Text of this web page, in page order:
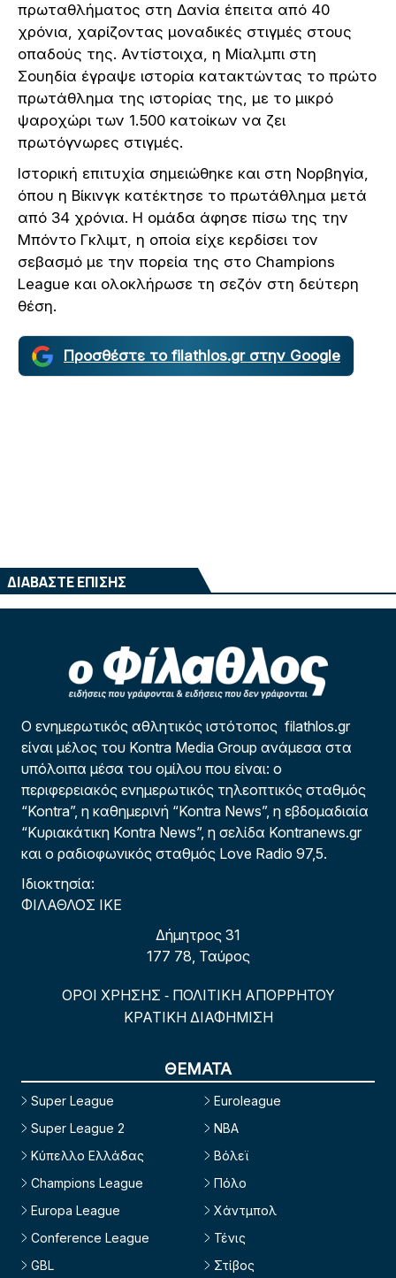
πρωταθλήματος στη Δανία έπειτα από 40
χρόνια, χαρίζοντας μοναδικές στιγμές στους
οπαδούς της. Αντίστοιχα, η Μίαλμπι στη
Σουηδία έγραψε ιστορία κατακτώντας το πρώτο
πρωτάθλημα της ιστορίας της, με το μικρό
ψαροχώρι των 1.500 κατοίκων να ζει
πρωτόγνωρες στιγμές.
Ιστορική επιτυχία σημειώθηκε και στη Νορβηγία,
όπου η Βίκινγκ κατέκτησε το πρωτάθλημα μετά
από 34 χρόνια. Η ομάδα άφησε πίσω της την
Μπόντο Γκλιμτ, η οποία είχε κερδίσει τον
σεβασμό με την πορεία της στο Champions
League και ολοκλήρωσε τη σεζόν στη δεύτερη
θέση.
Προσθέστε το filathlos.gr στην Google
ΔΙΑΒΑΣΤΕ ΕΠΙΣΗΣ
Ο ενημερωτικός αθλητικός ιστότοπος filathlos.gr
είναι μέλος του Kontra Media Group ανάμεσα στα
υπόλοιπα μέσα του ομίλου που είναι: ο
περιφερειακός ενημερωτικός τηλεοπτικός σταθμός
“Kontra”, η καθημερινή “Kontra News”, η εβδομαδιαία
“Κυριακάτικη Kontra News”, η σελίδα Kontranews.gr
και ο ραδιοφωνικός σταθμός Love Radio 97,5.
Ιδιοκτησία:
ΦΙΛΑΘΛΟΣ ΙΚΕ
Δήμητρος 31
177 78, Ταύρος
ΟΡΟΙ ΧΡΗΣΗΣ - ΠΟΛΙΤΙΚΗ ΑΠΟΡΡΗΤΟΥ
ΚΡΑΤΙΚΗ ΔΙΑΦΗΜΙΣΗ
ΘΕΜΑΤΑ
Super League
Super League 2
Κύπελλο Ελλάδας
Champions League
Europa League
Conference League
GBL
Euroleague
NBA
Βόλεϊ
Πόλο
Χάντμπολ
Τένις
Στίβος